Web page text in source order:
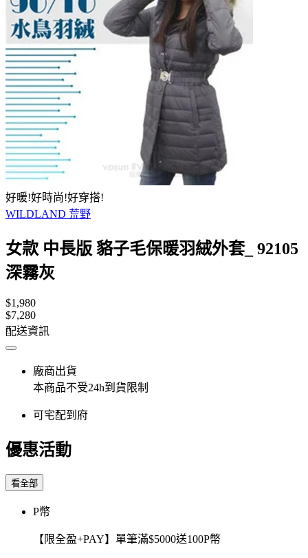
好暖!好時尚!好穿搭!
WILDLAND 荒野
女款 中長版 貉子毛保暖羽絨外套_ 92105
深霧灰
$1,980
$7,280
配送資訊
廠商出貨
本商品不受24h到貨限制
可宅配到府
優惠活動
看全部
P幣
【限全盈+PAY】單筆滿$5000送100P幣